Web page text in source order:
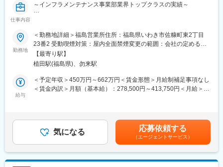
いた見込み顧客へのフォローを行っていただくイメージです。
■組織体制：
営業部は山形県南陽市の本社と仙台支社合わせて10名体制での運
営となっています。
福島拠点には現在常駐社員がいないため、山形、仙台の社員と連
携しながら業務に取り組んでいただきます。
営業といっても社内の設計部門などとの打ち合わせもあるため、
個人については成約インセンティブがあるため、実力次第で給与
を伸ばしていくことができます。
■働き方
仕事内容
～インフラメンテナンス事業部業界トップクラスの実績～
当社の主力事業である「インフラメンテナンス事業」での業務で
す。大手石油・化学企業様のプラント施設構内や近隣に常駐し、
メンテナンスを行っていただきます。（常駐先は勤務地を参照）
同ポジションでは、稀に受注をしている高速道路や鉄道関連工
事・橋梁、発電所などの土木工事も行っております。
■職務内容の詳細
・メンテナンスや工事の際の見積、協力会社の手配など工事準
・そのほかにもプラント塗装やブラスト処理を行っていただきま
す。
勤務地
＜勤務地詳細＞福島営業所住所：福島県いわき市佐糠町東2丁目
23番2 受動喫煙対策：屋内全面禁煙変更の範囲：会社の定める事
業所
【最寄り駅】
植田駅(福島県)、勿来駅
給与
＜予定年収＞450万円～662万円＜賃金形態＞月給制補足事項なし
＜賃金内訳＞月額（基本給）：278,500円～413,750円＜月給＞
（7月・12月）賃金はあくまでも目安の金額であり、選考を通じ
て上下する可能性があります。月給(月額)は固定手当を含めた表記
気になる 応募依頼する
（エージェントサービス）